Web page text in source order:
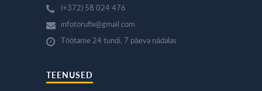
TEENUSED
(+372) 58 024 476
infotorufix@gmail.com
Töötame 24 tundi, 7 päeva nädalas